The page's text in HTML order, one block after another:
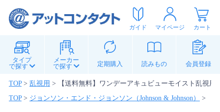
ガイド マイページ カート
タイプ
で探す
メーカー
で探す
定期購入 読みもの 会員登録
TOP> 乱視用 >
【送料無料】ワンデーアキュビューモイスト乱視用
TOP> ジョンソン・エンド・ジョンソン（Johnson & Johnson） >